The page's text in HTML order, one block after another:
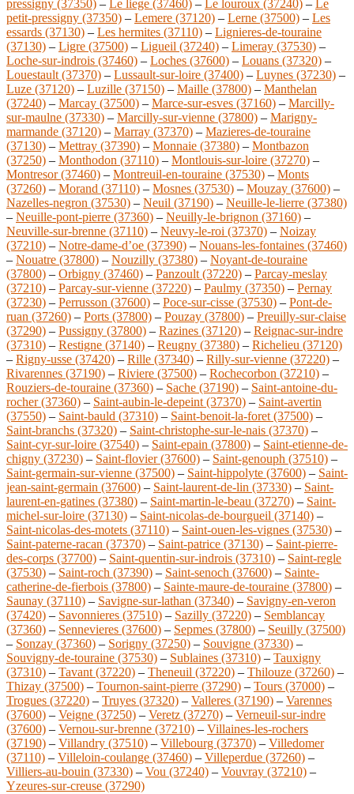
pressigny (37350) – Le liege (37460) – Le louroux (37240) –
Le
petit-pressigny (37350) – Lemere (37120) – Lerne (37500) – Les
essards (37130) – Les hermites (37110) – Lignieres-de-touraine
(37130) – Ligre (37500) – Ligueil (37240) – Limeray (37530) –
Loche-sur-indrois (37460) – Loches (37600) – Louans (37320) –
Louestault (37370) – Lussault-sur-loire (37400) – Luynes (37230) –
Luze (37120) – Luzille (37150) – Maille (37800) – Manthelan
(37240) – Marcay (37500) – Marce-sur-esves (37160) – Marcilly-
sur-maulne (37330) – Marcilly-sur-vienne (37800) – Marigny-
marmande (37120) – Marray (37370) – Mazieres-de-touraine
(37130) – Mettray (37390) – Monnaie (37380) – Montbazon
(37250) – Monthodon (37110) – Montlouis-sur-loire (37270) –
Montresor (37460) – Montreuil-en-touraine (37530) – Monts
(37260) – Morand (37110) – Mosnes (37530) – Mouzay (37600) –
Nazelles-negron (37530) – Neuil (37190) – Neuille-le-lierre (37380)
– Neuille-pont-pierre (37360) – Neuilly-le-brignon (37160) –
Neuville-sur-brenne (37110) – Neuvy-le-roi (37370) – Noizay
(37210) – Notre-dame-d’oe (37390) – Nouans-les-fontaines (37460)
– Nouatre (37800) – Nouzilly (37380) – Noyant-de-touraine
(37800) – Orbigny (37460) – Panzoult (37220) – Parcay-meslay
(37210) – Parcay-sur-vienne (37220) – Paulmy (37350) – Pernay
(37230) – Perrusson (37600) – Poce-sur-cisse (37530) – Pont-de-
ruan (37260) – Ports (37800) – Pouzay (37800) – Preuilly-sur-claise
(37290) – Pussigny (37800) – Razines (37120) – Reignac-sur-indre
(37310) – Restigne (37140) – Reugny (37380) – Richelieu (37120)
– Rigny-usse (37420) – Rille (37340) – Rilly-sur-vienne (37220) –
Rivarennes (37190) – Riviere (37500) – Rochecorbon (37210) –
Rouziers-de-touraine (37360) – Sache (37190) – Saint-antoine-du-
rocher (37360) – Saint-aubin-le-depeint (37370) – Saint-avertin
(37550) – Saint-bauld (37310) – Saint-benoit-la-foret (37500) –
Saint-branchs (37320) – Saint-christophe-sur-le-nais (37370) –
Saint-cyr-sur-loire (37540) – Saint-epain (37800) – Saint-etienne-de-
chigny (37230) – Saint-flovier (37600) – Saint-genouph (37510) –
Saint-germain-sur-vienne (37500) – Saint-hippolyte (37600) – Saint-
jean-saint-germain (37600) – Saint-laurent-de-lin (37330) – Saint-
laurent-en-gatines (37380) – Saint-martin-le-beau (37270) – Saint-
michel-sur-loire (37130) – Saint-nicolas-de-bourgueil (37140) –
Saint-nicolas-des-motets (37110) – Saint-ouen-les-vignes (37530) –
Saint-paterne-racan (37370) – Saint-patrice (37130) – Saint-pierre-
des-corps (37700) – Saint-quentin-sur-indrois (37310) – Saint-regle
(37530) – Saint-roch (37390) – Saint-senoch (37600) – Sainte-
catherine-de-fierbois (37800) – Sainte-maure-de-touraine (37800) –
Saunay (37110) – Savigne-sur-lathan (37340) – Savigny-en-veron
(37420) – Savonnieres (37510) – Sazilly (37220) – Semblancay
(37360) – Sennevieres (37600) – Sepmes (37800) – Seuilly (37500)
– Sonzay (37360) – Sorigny (37250) – Souvigne (37330) –
Souvigny-de-touraine (37530) – Sublaines (37310) – Tauxigny
(37310) – Tavant (37220) – Theneuil (37220) – Thilouze (37260) –
Thizay (37500) – Tournon-saint-pierre (37290) – Tours (37000) –
Trogues (37220) – Truyes (37320) – Valleres (37190) – Varennes
(37600) – Veigne (37250) – Veretz (37270) – Verneuil-sur-indre
(37600) – Vernou-sur-brenne (37210) – Villaines-les-rochers
(37190) – Villandry (37510) – Villebourg (37370) – Villedomer
(37110) – Villeloin-coulange (37460) – Villeperdue (37260) –
Villiers-au-bouin (37330) – Vou (37240) – Vouvray (37210) –
Yzeures-sur-creuse (37290)